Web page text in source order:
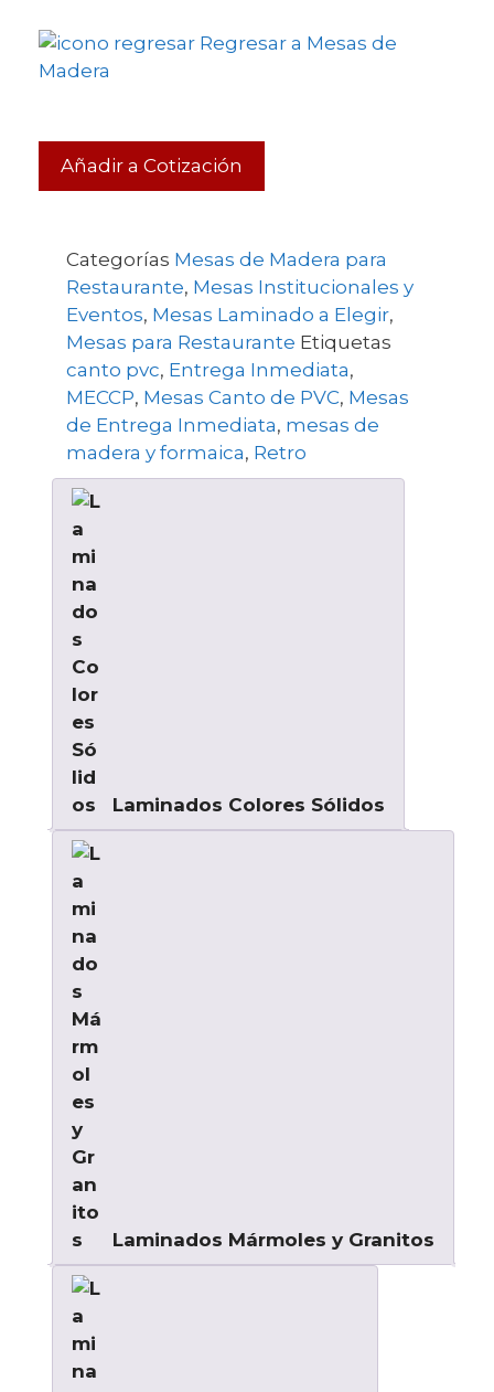
Regresar a Mesas de
Madera
Añadir a Cotización
Categorías Mesas de Madera para
Restaurante, Mesas Institucionales y
Eventos, Mesas Laminado a Elegir,
Mesas para Restaurante Etiquetas
canto pvc, Entrega Inmediata,
MECCP, Mesas Canto de PVC, Mesas
de Entrega Inmediata, mesas de
madera y formaica, Retro
Laminados Colores Sólidos
Laminados Mármoles y Granitos